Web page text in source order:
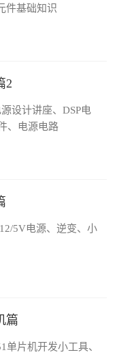
件基础知识
2
设计讲座、DSP电
、电源电路
5V电源、逆变、小
篇
片机开发小工具、